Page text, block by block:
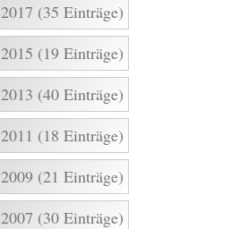
2017 (35 Einträge)
2015 (19 Einträge)
2013 (40 Einträge)
2011 (18 Einträge)
2009 (21 Einträge)
2007 (30 Einträge)